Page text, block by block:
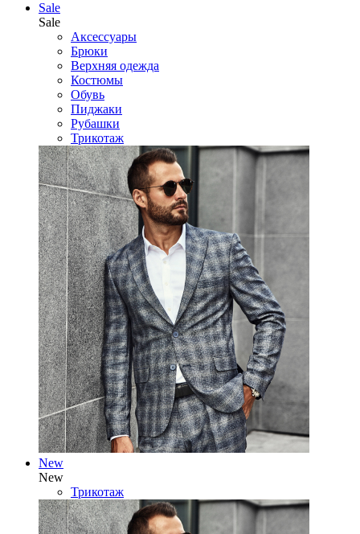
Sale
Sale
Аксессуары
Брюки
Верхняя одежда
Костюмы
Обувь
Пиджаки
Рубашки
Трикотаж
New
New
Трикотаж